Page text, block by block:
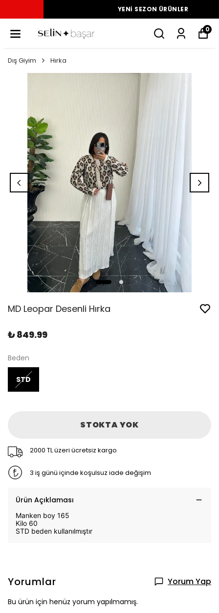
YENI SEZON ÜRÜNLER
0
Dış Giyim Hırka
MD Leopar Desenli Hırka
₺ 849.99
Beden
STD
STOKTA YOK
2000 TL üzeri ücretsiz kargo
3 iş günü içinde koşulsuz iade değişim
Ürün Açıklaması
Manken boy 165
Kilo 60
STD beden kullanılmıştır
Yorumlar Yorum Yap
Bu ürün için henüz yorum yapılmamış.